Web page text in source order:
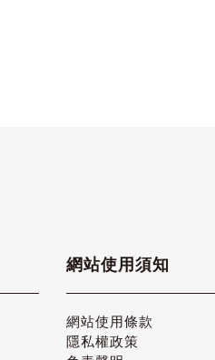
網站使用須知
網站使用條款
隱私權政策